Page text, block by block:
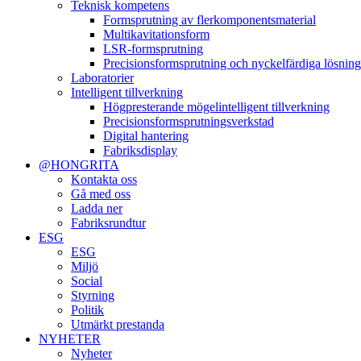
Teknisk kompetens
Formsprutning av flerkomponentsmaterial
Multikavitationsform
LSR-formsprutning
Precisionsformsprutning och nyckelfärdiga
Laboratorier
Intelligent tillverkning
Högpresterande mögelintelligent tillverkning
Precisionsformsprutningsverkstad
Digital hantering
Fabriksdisplay
@HONGRITA
Kontakta oss
Gå med oss
Ladda ner
Fabriksrundtur
ESG
ESG
Miljö
Social
Styrning
Politik
Utmärkt prestanda
NYHETER
Nyheter